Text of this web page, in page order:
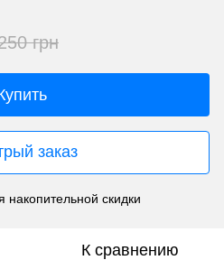
грн
заказ
накопительной скидки
К сравнению